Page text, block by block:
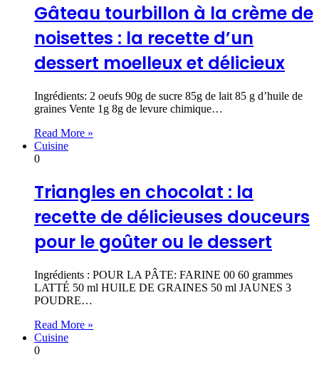
Gâteau tourbillon à la crème de
noisettes : la recette d’un
dessert moelleux et délicieux
Ingrédients: 2 oeufs 90g de sucre 85g de lait 85 g d’huile de
graines Vente 1g 8g de levure chimique…
Read More »
Cuisine
0
Triangles en chocolat : la
recette de délicieuses douceurs
pour le goûter ou le dessert
Ingrédients : POUR LA PÂTE: FARINE 00 60 grammes
LATTÉ 50 ml HUILE DE GRAINES 50 ml JAUNES 3
POUDRE…
Read More »
Cuisine
0